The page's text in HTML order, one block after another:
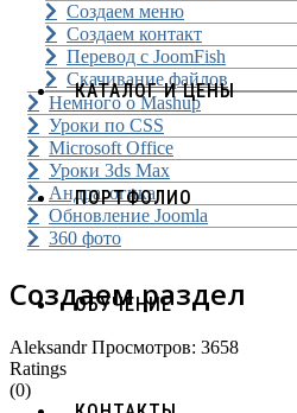
КАТАЛОГ И ЦЕНЫ
ПОРТФОЛИО
ОБУЧЕНИЕ
Создаем меню
Создаем контакт
Перевод с JoomFish
Скачивание файлов
Немного о Mashup
Уроки по CSS
Microsoft Office
Уроки 3ds Max
Андрагогика
Обновление Joomla
360 фото
Создаем раздел
Aleksandr Просмотров: 3658
Ratings
(0)